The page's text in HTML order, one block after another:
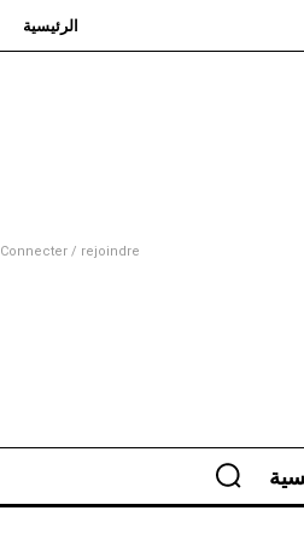
الرئيسية
Connecter / rejoindre